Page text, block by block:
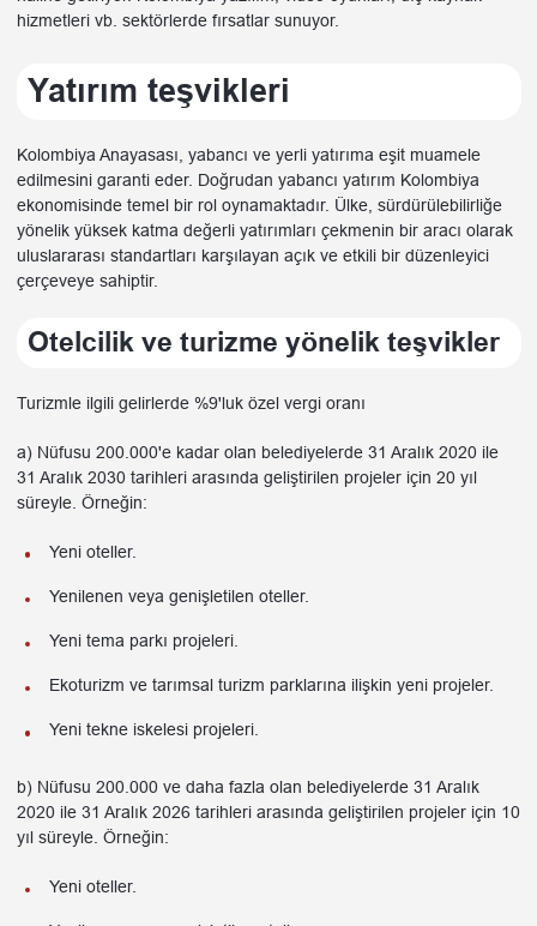
hizmetleri vb. sektörlerde fırsatlar sunuyor.
Yatırım teşvikleri
Kolombiya Anayasası, yabancı ve yerli yatırıma eşit muamele
edilmesini garanti eder. Doğrudan yabancı yatırım Kolombiya
ekonomisinde temel bir rol oynamaktadır. Ülke, sürdürülebilirliğe
yönelik yüksek katma değerli yatırımları çekmenin bir aracı olarak
uluslararası standartları karşılayan açık ve etkili bir düzenleyici
çerçeveye sahiptir.
Otelcilik ve turizme yönelik teşvikler
Turizmle ilgili gelirlerde %9'luk özel vergi oranı
a) Nüfusu 200.000'e kadar olan belediyelerde 31 Aralık 2020 ile
31 Aralık 2030 tarihleri arasında geliştirilen projeler için 20 yıl
süreyle. Örneğin:
Yeni oteller.
Yenilenen veya genişletilen oteller.
Yeni tema parkı projeleri.
Ekoturizm ve tarımsal turizm parklarına ilişkin yeni projeler.
Yeni tekne iskelesi projeleri.
b) Nüfusu 200.000 ve daha fazla olan belediyelerde 31 Aralık
2020 ile 31 Aralık 2026 tarihleri arasında geliştirilen projeler için 10
yıl süreyle. Örneğin:
Yeni oteller.